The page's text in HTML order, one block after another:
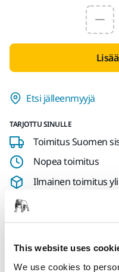
This website uses
We use cookies to
Select
Etsi jälleenmyyjä
TARJOTTU SINULLE
Toimitus Suomen
Nopea toimitus
Ilmainen toimitus yli
Tee palautus
fi/tuki/